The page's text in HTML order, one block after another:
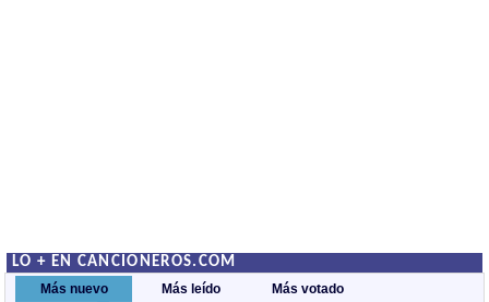
LO + EN CANCIONEROS.COM
Más nuevo Más leído Más votado